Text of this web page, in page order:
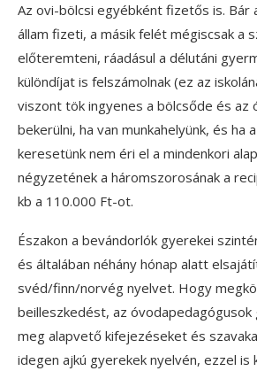
Az ovi-bölcsi egyébként fizetős is. Bár
állam fizeti, a másik felét mégiscsak a
előteremteni, ráadásul a délutáni
különdíjat is felszámolnak (ez az
viszont tök ingyenes a bölcsőde és az
bekerülni, ha van munkahelyünk, és ha
keresetünk nem éri el a mindenkori
négyzetének a háromszorosának a
kb a 110.000 Ft-ot.
Északon a bevándorlók gyerekei
és általában néhány hónap alatt
svéd/finn/norvég nyelvet. Hogy
beilleszkedést, az óvodapedagógusok
meg alapvető kifejezéseket és
idegen ajkú gyerekek nyelvén, ezzel is